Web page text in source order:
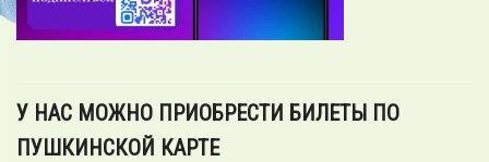
У НАС МОЖНО ПРИОБРЕСТИ БИЛЕТЫ ПО
ПУШКИНСКОЙ КАРТЕ